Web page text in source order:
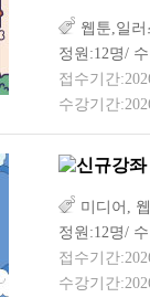
웹툰,일
정원:12명/
접수기간
수강기간
미디어,
정원:12명/
접수기간
수강기간